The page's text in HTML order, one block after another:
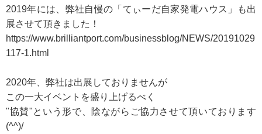
2019年には、弊社自慢の「てぃーだ自家発電ハウス」も出
展させて頂きました！
https://www.brilliantport.com/businessblog/NEWS/20191029
117-1.html
2020年、弊社は出展しておりませんが
この一大イベントを盛り上げるべく
"協賛"という形で、陰ながらご協力させて頂いております
(^^)/